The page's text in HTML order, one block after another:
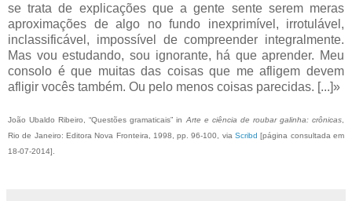
se trata de explicações que a gente sente serem meras
aproximações de algo no fundo inexprimível, irrotulável,
inclassificável, impossível de compreender integralmente.
Mas vou estudando, sou ignorante, há que aprender. Meu
consolo é que muitas das coisas que me afligem devem
afligir vocês também. Ou pelo menos coisas parecidas. [...]»
João Ubaldo Ribeiro, “Questões gramaticais” in Arte e ciência de roubar galinha: crônicas
Rio de Janeiro: Editora Nova Fronteira, 1998, pp. 96-100, viaScribd [página consultada em
18-07-2014].